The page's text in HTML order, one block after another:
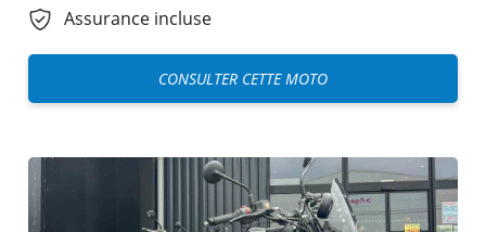
Assurance incluse
CONSULTER CETTE MOTO